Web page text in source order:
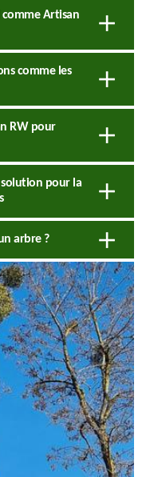
Artisan
comme les
RW pour
solution pour la
arbre ?